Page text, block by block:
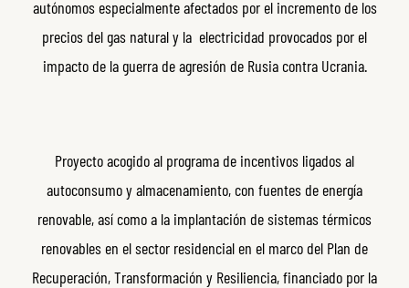
autónomos especialmente afectados por el incremento de los
precios del gas natural y la electricidad provocados por el
impacto de la guerra de agresión de Rusia contra Ucrania.
Proyecto acogido al programa de incentivos ligados al
autoconsumo y almacenamiento, con fuentes de energía
renovable, así como a la implantación de sistemas térmicos
renovables en el sector residencial en el marco del Plan de
Recuperación, Transformación y Resiliencia, financiado por la